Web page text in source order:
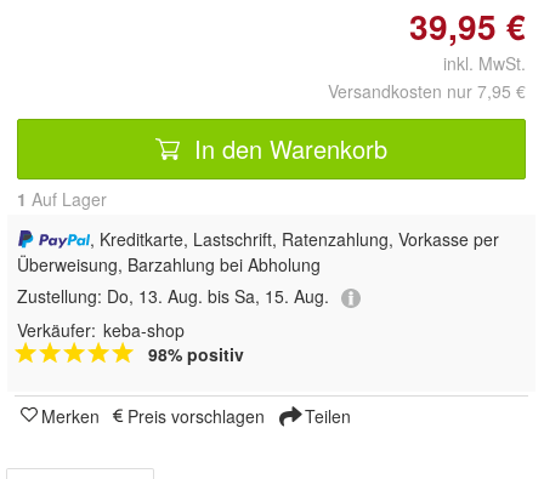
39,95 €
inkl. MwSt.
Versandkosten nur 7,95 €
In den Warenkorb
1 Auf Lager
, Kreditkarte, Lastschrift, Ratenzahlung, Vorkasse per
Überweisung, Barzahlung bei Abholung
Zustellung: Do, 13. Aug. bis Sa, 15. Aug.
Verkäufer: keba-shop
98% positiv
Merken Preis vorschlagen Teilen